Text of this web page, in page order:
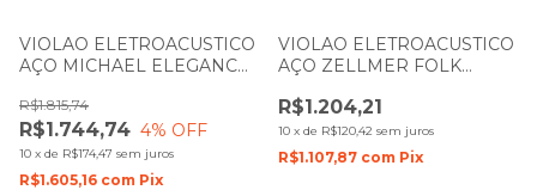
VIOLAO ELETROACUSTICO
AÇO MICHAEL ELEGANCE
COM EFEITOS
R$1.744,74
R$1.815,74
4% OFF
10 x de R$174,47 sem juros
R$1.605,16 com Pix
VIOLAO ELETROACUSTICO
AÇO ZELLMER FOLK
BRILHANTE COM CAPA
1631
R$1.204,21
10 x de R$120,42 sem juros
R$1.107,87 com Pix